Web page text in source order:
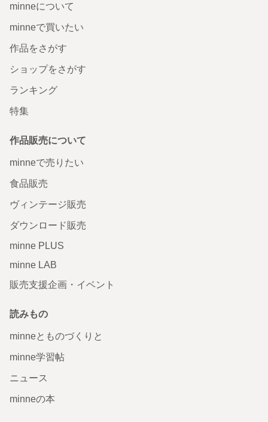
minneについて
minneで買いたい
作品をさがす
ショップをさがす
ランキング
特集
作品販売について
minneで売りたい
食品販売
ヴィンテージ販売
ダウンロード販売
minne PLUS
minne LAB
販売支援企画・イベント
読みもの
minneとものづくりと
minne学習帖
ニュース
minneの本